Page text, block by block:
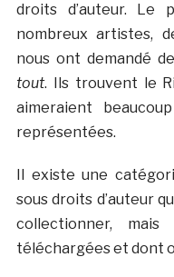
droits d’auteur. Le
nombreux artistes,
nous ont demandé
tout. Ils trouvent le
aimeraient
représentées.
Il existe une
sous droits d’auteur
collectionner,
téléchargées et dont